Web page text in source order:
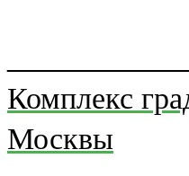
Комплекс
Москвы